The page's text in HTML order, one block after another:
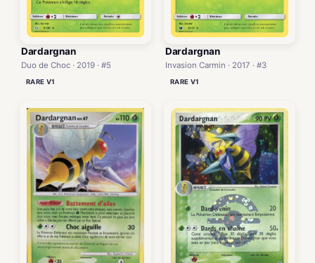
Dardargnan
Duo de Choc · 2019 · #5
RARE V1
Dardargnan
Invasion Carmin · 2017 · #3
RARE V1